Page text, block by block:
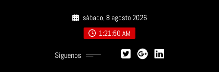
sábado, 8 agosto 2026
1:21:52 AM
Síguenos